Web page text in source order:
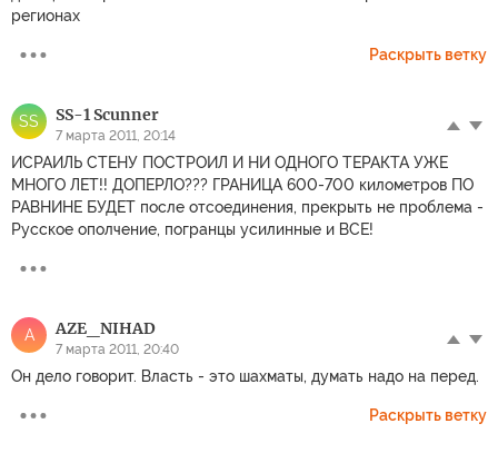
регионах
Раскрыть ветку
SS SS-1 Scunner
7 марта 2011, 20:14
ИСРАИЛЬ СТЕНУ ПОСТРОИЛ И НИ ОДНОГО ТЕРАКТА УЖЕ
МНОГО ЛЕТ!! ДОПЕРЛО??? ГРАНИЦА 600-700 километров ПО
РАВНИНЕ БУДЕТ после отсоединения, прекрыть не проблема -
Русское ополчение, погранцы усилинные и ВСЕ!
A AZE_NIHAD
7 марта 2011, 20:40
Он дело говорит. Власть - это шахматы, думать надо на перед.
Раскрыть ветку